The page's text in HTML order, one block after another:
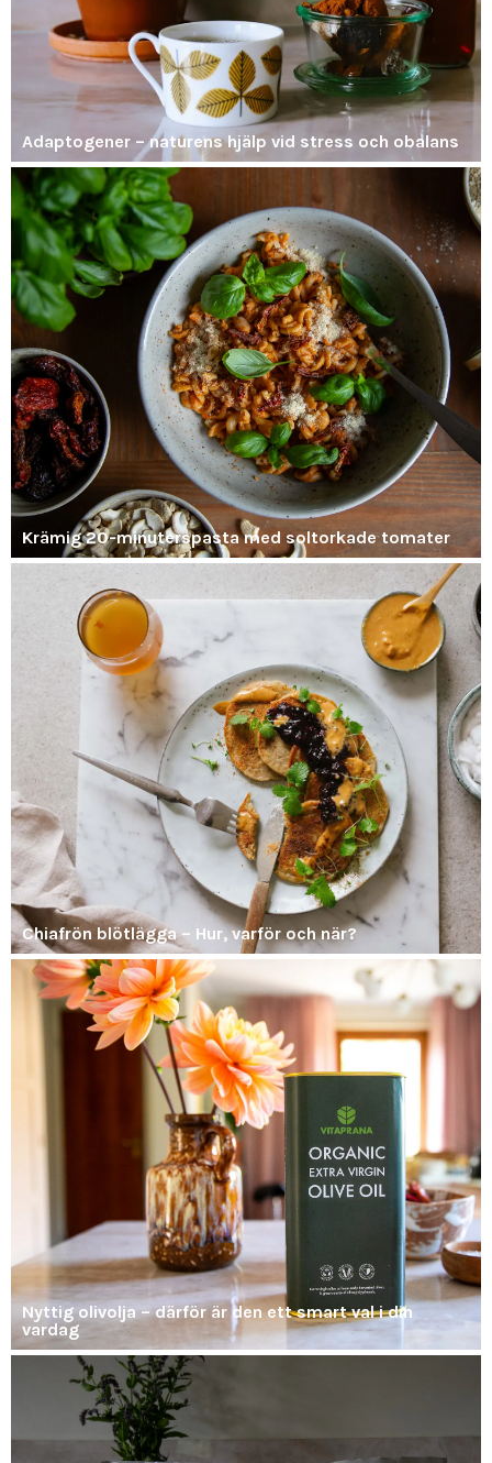
Adaptogener – naturens hjälp vid stress och obalans
Krämig 20-minuterspasta med soltorkade tomater
Chiafrön blötlägga – Hur, varför och när?
Nyttig olivolja – därför är den ett smart val i din
vardag